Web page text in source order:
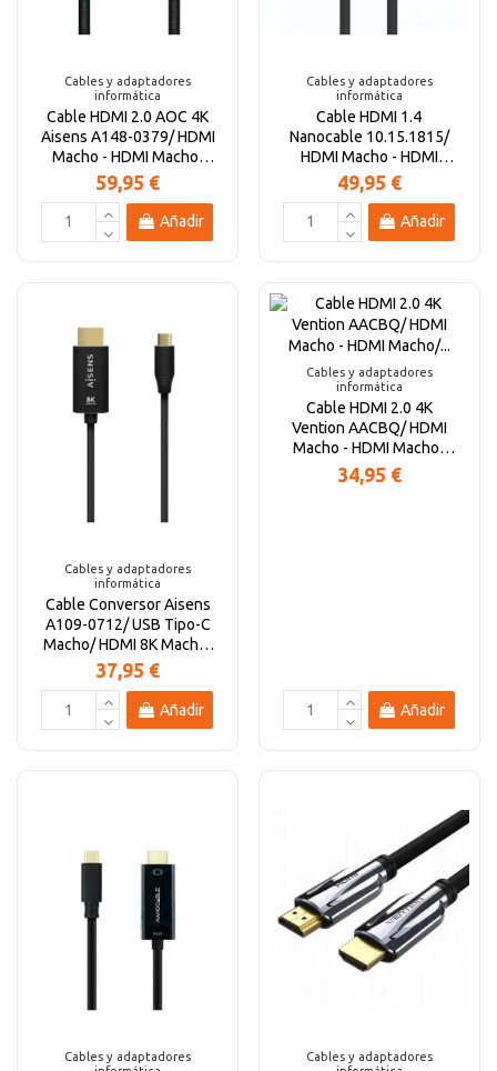
Gaming Auriculares y micrófonos
Alfombrillas gaming
Sillones gaming
Software/licencias
Cables y adaptadores informática
Televisores
Accesorios TV
Proyectores
Patinetes eléctricos
Cables y adaptadores
informática
Cable HDMI 2.0 AOC 4K
Aisens A148-0379/ HDMI
Macho - HDMI Macho/
30m/ Negro
59,95 €
Añadir
Cables y adaptadores
informática
Cable HDMI 1.4
Nanocable 10.15.1815/
HDMI Macho - HDMI
Macho/ 15m/ Negro
49,95 €
Añadir
Cables y adaptadores
informática
Cable Conversor Aisens
A109-0712/ USB Tipo-C
Macho/ HDMI 8K Macho/
Hasta 27W/ 6000Mbps/...
37,95 €
Añadir
Cables y adaptadores
informática
Cable HDMI 2.0 4K
Vention AACBQ/ HDMI
Macho - HDMI Macho/
20m/ Negro
34,95 €
Añadir
Cables y adaptadores
Cables y adaptadores